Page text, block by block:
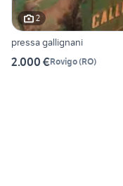
2
pressa gallignani
2.000 €Rovigo(RO)